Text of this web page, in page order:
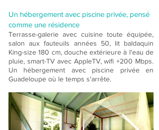
Un hébergement avec piscine privée, pensé
comme une résidence
Terrasse-galerie avec cuisine toute équipée,
salon aux fauteuils années 50, lit baldaquin
King-size 180 cm, douche extérieure à l'eau de
pluie, smart-TV avec AppleTV, wifi +200 Mbps.
Un hébergement avec piscine privée en
Guadeloupe où le temps s'arrête.